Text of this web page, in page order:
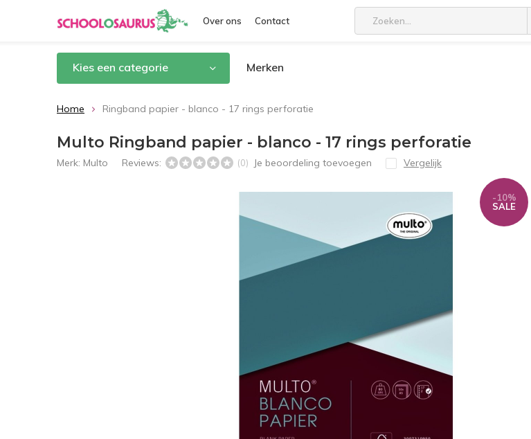
Over ons Contact
Kies een categorie Merken
Home Ringband papier - blanco - 17 rings perforatie
Multo Ringband papier - blanco - 17 rings perforatie
Merk: Multo Reviews: (0) Je beoordeling toevoegen Vergelijk
-10%
SALE